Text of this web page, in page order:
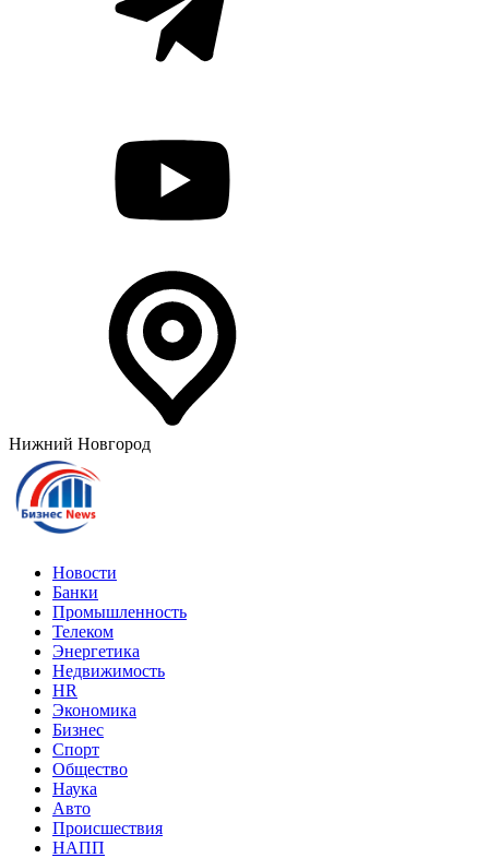
Нижний Новгород
Новости
Банки
Промышленность
Телеком
Энергетика
Недвижимость
HR
Экономика
Бизнес
Спорт
Общество
Наука
Авто
Происшествия
НАПП